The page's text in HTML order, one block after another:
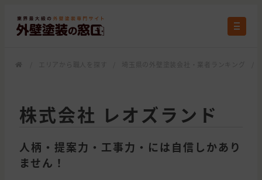
株式会社 レオズランド
人柄・提案力・工事力・には自信しかあり
ません！